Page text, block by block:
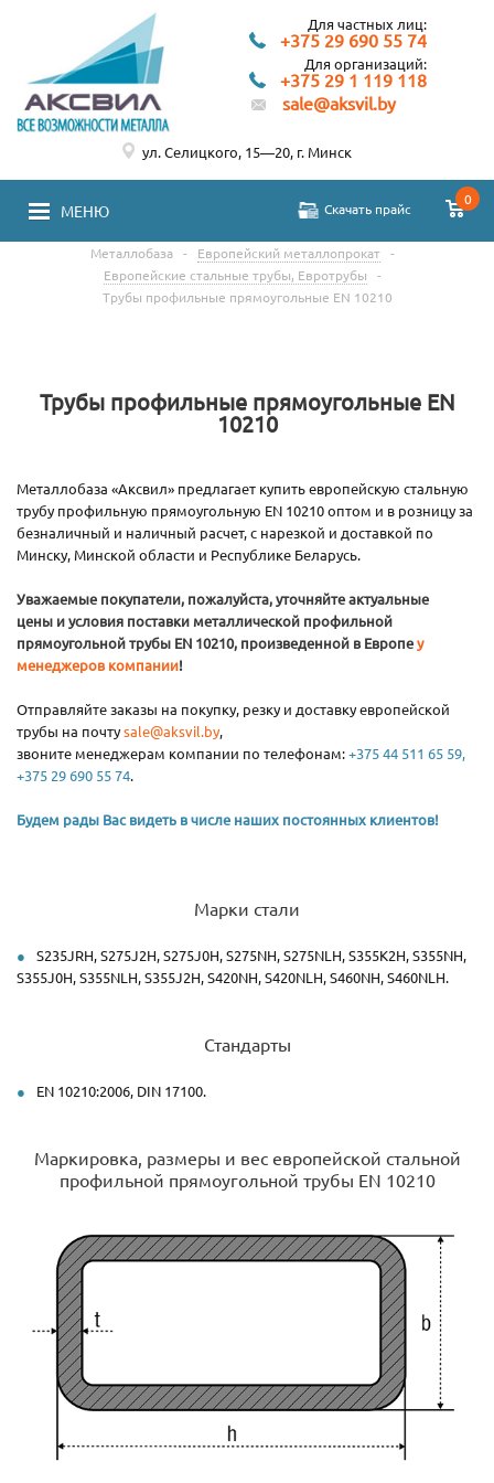
Для частных лиц:
+375 29 690 55 74
Для организаций:
+375 29 1 119 118
sale@aksvil.by
МЕНЮ Скачать прайс
0
ул. Селицкого, 15—20, г. Минск
Металлобаза - Европейский металлопрокат -
Европейские стальные трубы, Евротрубы
-
Трубы профильные прямоугольные EN 10210
Трубы профильные прямоугольные EN
10210
Металлобаза «Аксвил» предлагает купить европейскую стальную
трубу профильную прямоугольную EN 10210 оптом и в розницу за
безналичный и наличный расчет, с нарезкой и доставкой по
Минску, Минской области и Республике Беларусь.
Уважаемые покупатели, пожалуйста, уточняйте актуальные
цены и условия поставки металлической профильной
прямоугольной трубы EN 10210, произведенной в Европеу
менеджеров компании!
Отправляйте заказы на покупку, резку и доставку европейской
трубы на почтуsale@aksvil.by,
звоните менеджерам компании по телефонам:+375 44 511 65 59,
+375 29 690 55 74.
Будем рады Вас видеть в числе наших постоянных клиентов!
Марки стали
S235JRH, S275J2H, S275J0H, S275NH, S275NLH, S355K2H, S355NH,
S355J0H, S355NLH, S355J2H, S420NH, S420NLH, S460NH, S460NLH.
Стандарты
EN 10210:2006, DIN 17100.
Маркировка, размеры и вес европейской стальной
профильной прямоугольной трубы EN 10210